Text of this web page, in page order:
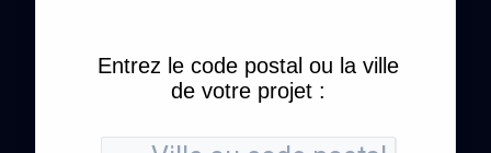
Entrez le code postal ou la ville
de votre projet :